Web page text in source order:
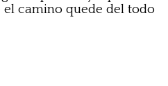
camino quede del todo